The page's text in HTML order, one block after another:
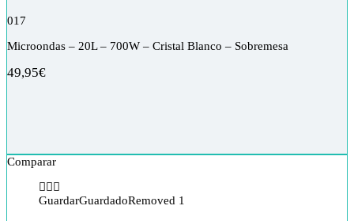
017
Microondas – 20L – 700W – Cristal Blanco – Sobremesa
49,95€
Comparar
GuardarGuardadoRemoved 1